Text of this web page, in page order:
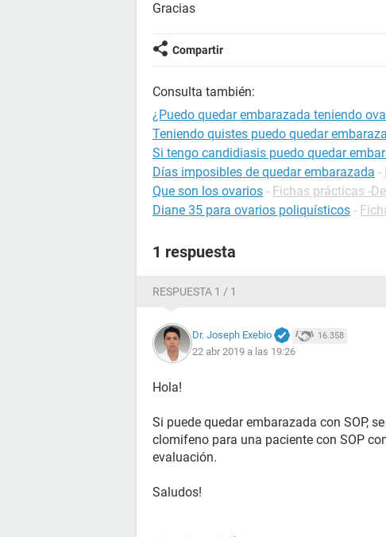
Gracias
Compartir
Consulta también:
¿Puedo quedar embarazada teniendo
Teniendo quistes puedo quedar
Si tengo candidiasis puedo quedar
Días imposibles de quedar embarazada -
Que son los ovarios - Fichas prácticas -
Diane 35 para ovarios poliquísticos -
1 respuesta
RESPUESTA 1 / 1
Dr. Joseph Exebio 16.358
22 abr 2019 a las 19:26
Hola!
Si puede quedar embarazada con SOP,
clomifeno para una paciente con SOP
evaluación.
Saludos!